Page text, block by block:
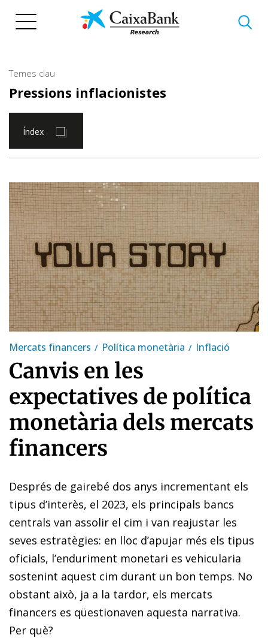
Temes clau
Pressions inflacionistes
Índex
Mercats financers Política monetària Inflació
Canvis en les
expectatives de política
monetària dels mercats
financers
Després de gairebé dos anys incrementant els
tipus d’interès, el 2023, els principals bancs
centrals van assolir el cim i van reajustar les
seves estratègies: en lloc d’apujar més els tipus
oficials, l’enduriment monetari es vehicularia
sostenint aquest cim durant un bon temps. No
obstant això, ja a la tardor, els mercats
financers es qüestionaven aquesta narrativa.
Per què?